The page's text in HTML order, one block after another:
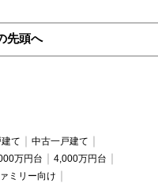
先頭へ
て
中古一戸建て
万円台
4,000万円台
ミリー向け